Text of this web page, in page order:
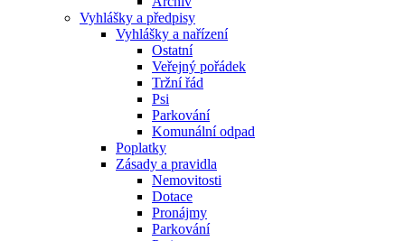
Vyhlášky a předpisy
Vyhlášky a nařízení
Ostatní
Veřejný pořádek
Tržní řád
Psi
Parkování
Komunální odpad
Poplatky
Zásady a pravidla
Nemovitosti
Dotace
Pronájmy
Parkování